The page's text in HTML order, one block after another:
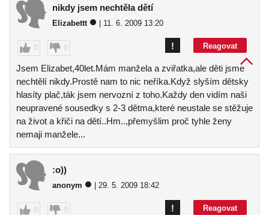
nikdy jsem nechtěla dětí
Elizabettt | 11. 6. 2009 13:20
0 0 Reagovat
!
Jsem Elizabet,40let.Mám manžela a zviřatka,ale děti jsme
nechtělí nikdy.Prostě nam to nic neříka.Když slyším dětsky
hlasíty plač,ták jsem nervozní z toho.Každy den vidím naši
neupravené sousedky s 2-3 dětma,které neustale se stěžuje
na život a křiči na dětí..Hm..,přemyšlim proč tyhle ženy
nemaji manžele...
:o))
anonym | 29. 5. 2009 18:42
0 0 Reagovat
!